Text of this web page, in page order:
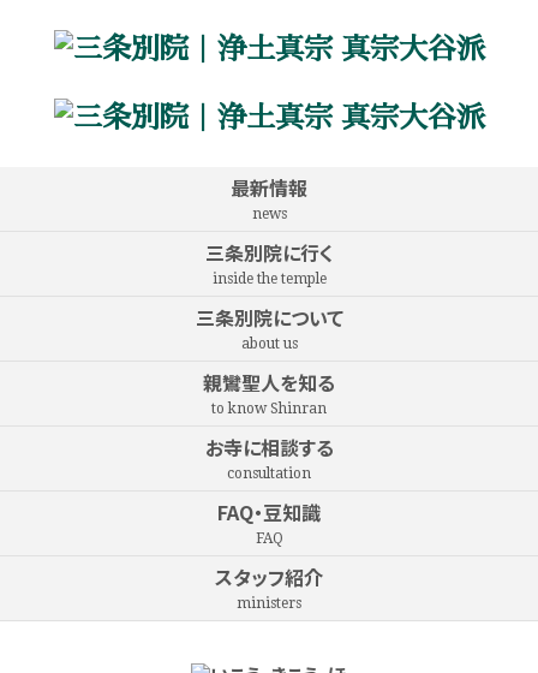
最新情報
news
三条別院に行く
inside the temple
三条別院について
about us
親鸞聖人を知る
to know Shinran
お寺に相談する
consultation
FAQ・豆知識
FAQ
スタッフ紹介
ministers